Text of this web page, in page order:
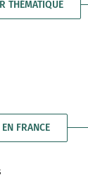
THÉMATIQUE
FRANCE